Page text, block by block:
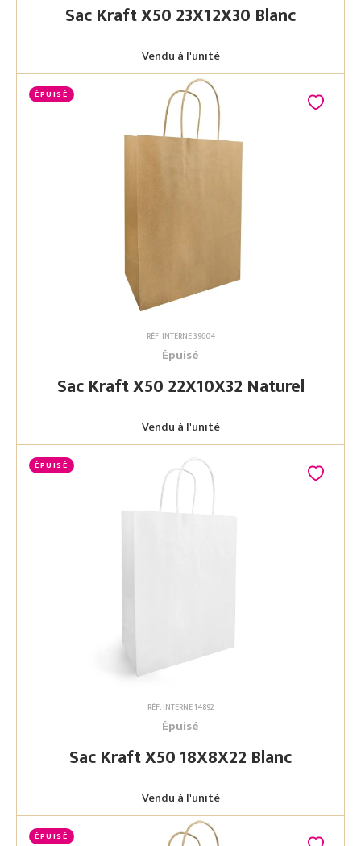
Sac Kraft X50 23X12X30 Blanc
Vendu à l'unité
ÉPUISÉ
RÉF. INTERNE 39604
Épuisé
Sac Kraft X50 22X10X32 Naturel
Vendu à l'unité
ÉPUISÉ
RÉF. INTERNE 14892
Épuisé
Sac Kraft X50 18X8X22 Blanc
Vendu à l'unité
ÉPUISÉ